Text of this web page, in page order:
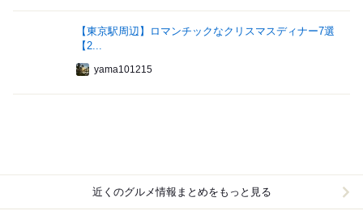
【東京駅周辺】ロマンチックなクリスマスディナー7選
【2...
yama101215
近くのグルメ情報まとめをもっと見る